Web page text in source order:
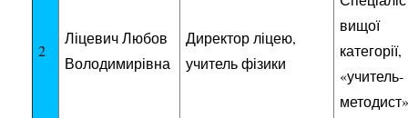
2
Ліцевич Любов
Володимирівна
Директор ліцею,
учитель фізики
вищої
категорії,
«учитель-
методист»